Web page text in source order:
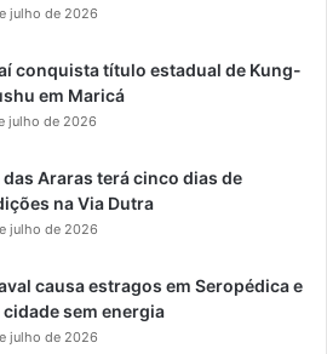
julho de 2026
conquista título estadual de Kung-
em Maricá
julho de 2026
das Araras terá cinco dias de
na Via Dutra
julho de 2026
causa estragos em Seropédica e
cidade sem energia
julho de 2026